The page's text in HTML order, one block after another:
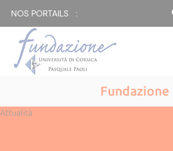
NOS PORTAILS :
Fundazione
Attualità